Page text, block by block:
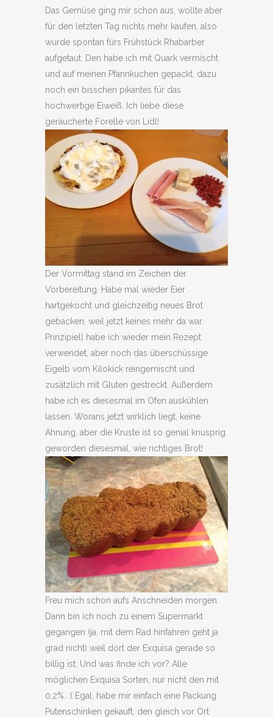
Das Gemüse ging mir schon aus, wollte aber
für den letzten Tag nichts mehr kaufen, also
wurde spontan fürs Frühstück Rhabarber
aufgetaut. Den habe ich mit Quark vermischt
und auf meinen Pfannkuchen gepackt, dazu
noch ein bisschen pikantes für das
hochwertige Eiweiß. Ich liebe diese
geräucherte Forelle von Lidl!
Der Vormittag stand im Zeichen der
Vorbereitung. Habe mal wieder Eier
hartgekocht und gleichzeitig neues Brot
gebacken, weil jetzt keines mehr da war.
Prinzipiell habe ich wieder mein Rezept
verwendet, aber noch das überschüssige
Eigelb vom Kilokick reingemischt und
zusätzlich mit Gluten gestreckt. Außerdem
habe ich es diesesmal im Ofen auskühlen
lassen. Worans jetzt wirklich liegt, keine
Ahnung, aber die Kruste ist so genial knusprig
geworden diesesmal, wie richtiges Brot!
Freu mich schon aufs Anschneiden morgen.
Dann bin ich noch zu einem Supermarkt
gegangen (ja, mit dem Rad hinfahren geht ja
grad nicht) weil dort der Exquisa gerade so
billig ist. Und was finde ich vor? Alle
möglichen Exquisa Sorten, nur nicht den mit
0,2%. :( Egal, habe mir einfach eine Packung
Putenschinken gekauft, den gleich vor Ort